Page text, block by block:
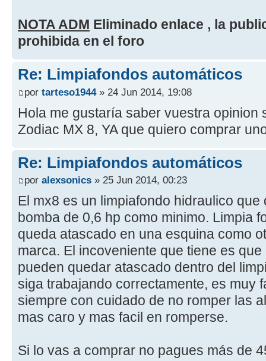
NOTA ADM Eliminado enlace , la
prohibida en el foro
Re: Limpiafondos automáticos
por tarteso1944» 24 Jun 2014, 19:08
Hola me gustaría saber vuestra opinion
Zodiac MX 8, YA que quiero comprar
Re: Limpiafondos automáticos
por alexsonics » 25 Jun 2014, 00:23
El mx8 es un limpiafondo hidraulico
bomba de 0,6 hp como minimo. Limpia
queda atascado en una esquina como
marca. El incoveniente que tiene es
pueden quedar atascado dentro del
siga trabajando correctamente, es muy
siempre con cuidado de no romper las
mas caro y mas facil en romperse.
Si lo vas a comprar no pagues más de